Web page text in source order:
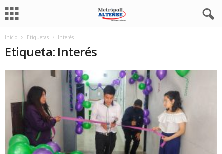
Inicio Etiquetas Interés
Etiqueta: Interés